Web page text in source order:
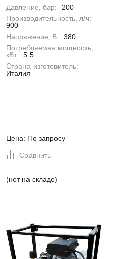
Давление, бар:
200
Производительность, л/ч:
900
Напряжение, В:
380
Потребляемая мощность,
кВт:
5.5
Страна-изготовитель:
Италия
Цена: По запросу
Сравнить
(нет на складе)